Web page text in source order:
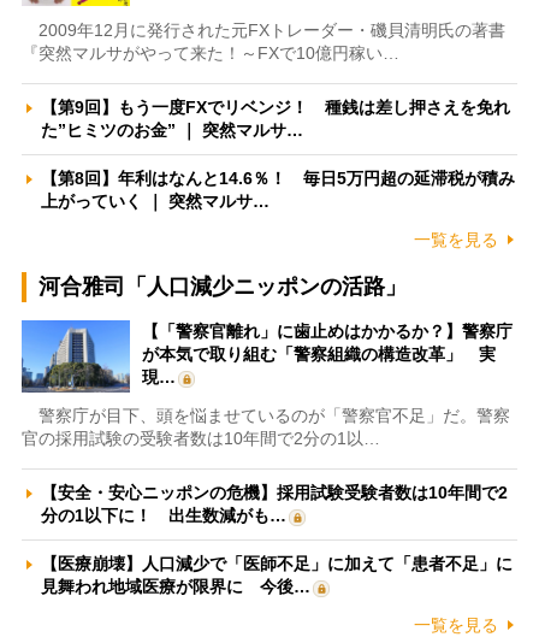
2009年12月に発行された元FXトレーダー・磯貝清明氏の著書
『突然マルサがやって来た！～FXで10億円稼い…
【第9回】もう一度FXでリベンジ！ 種銭は差し押さえを免れ
た”ヒミツのお金” ｜ 突然マルサ…
【第8回】年利はなんと14.6％！ 毎日5万円超の延滞税が積み
上がっていく ｜ 突然マルサ…
一覧を見る
河合雅司「人口減少ニッポンの活路」
【「警察官離れ」に歯止めはかかるか？】警察庁
が本気で取り組む「警察組織の構造改革」 実
現…
警察庁が目下、頭を悩ませているのが「警察官不足」だ。警察
官の採用試験の受験者数は10年間で2分の1以…
【安全・安心ニッポンの危機】採用試験受験者数は10年間で2
分の1以下に！ 出生数減がも…
【医療崩壊】人口減少で「医師不足」に加えて「患者不足」に
見舞われ地域医療が限界に 今後…
一覧を見る